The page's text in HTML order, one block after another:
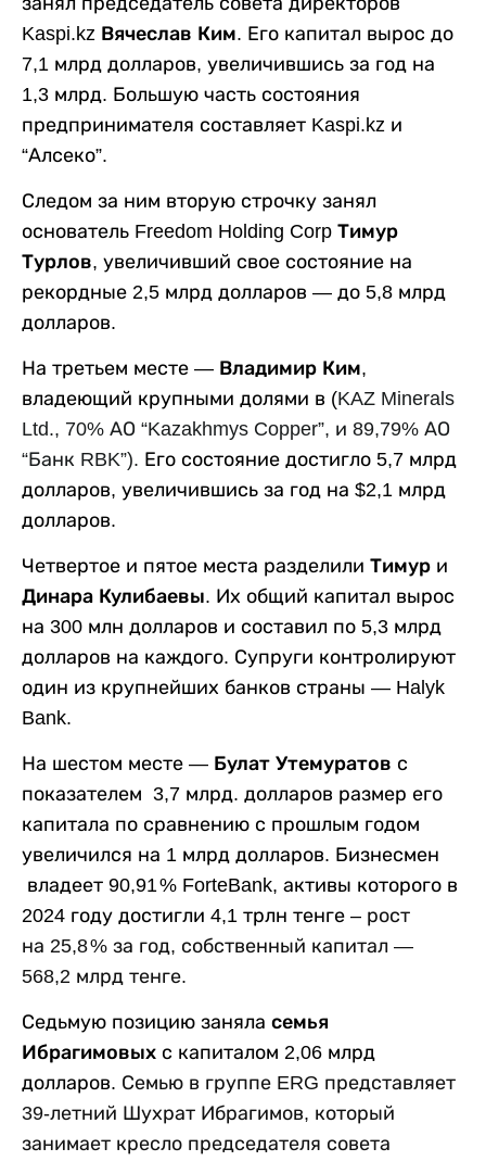
Kaspi.kz Вячеслав Ким. Его капитал вырос до
7,1 млрд долларов, увеличившись за год на
1,3 млрд. Большую часть состояния
предпринимателя составляет Kaspi.kz и
“Алсеко”.
Следом за ним вторую строчку занял
основатель Freedom Holding Corp Тимур
Турлов, увеличивший свое состояние на
рекордные 2,5 млрд долларов — до 5,8 млрд
долларов.
На третьем месте — Владимир Ким,
владеющий крупными долями в (KAZ Minerals
Ltd., 70% АО “Kazakhmys Copper”, и 89,79% АО
“Банк RBK”). Его состояние достигло 5,7 млрд
долларов, увеличившись за год на $2,1 млрд
долларов.
Четвертое и пятое места разделили Тимур и
Динара Кулибаевы. Их общий капитал вырос
на 300 млн долларов и составил по 5,3 млрд
долларов на каждого. Супруги контролируют
один из крупнейших банков страны — Halyk
Bank.
На шестом месте — Булат Утемуратов с
показателем 3,7 млрд. долларов размер его
капитала по сравнению с прошлым годом
увеличился на 1 млрд долларов. Бизнесмен
владеет 90,91 % ForteBank, активы которого в
2024 году достигли 4,1 трлн тенге – рост
на 25,8 % за год, собственный капитал —
568,2 млрд тенге.
Седьмую позицию заняла семья
Ибрагимовых с капиталом 2,06 млрд
долларов. Семью в группе ERG представляет
39-летний Шухрат Ибрагимов, который
занимает кресло председателя совета